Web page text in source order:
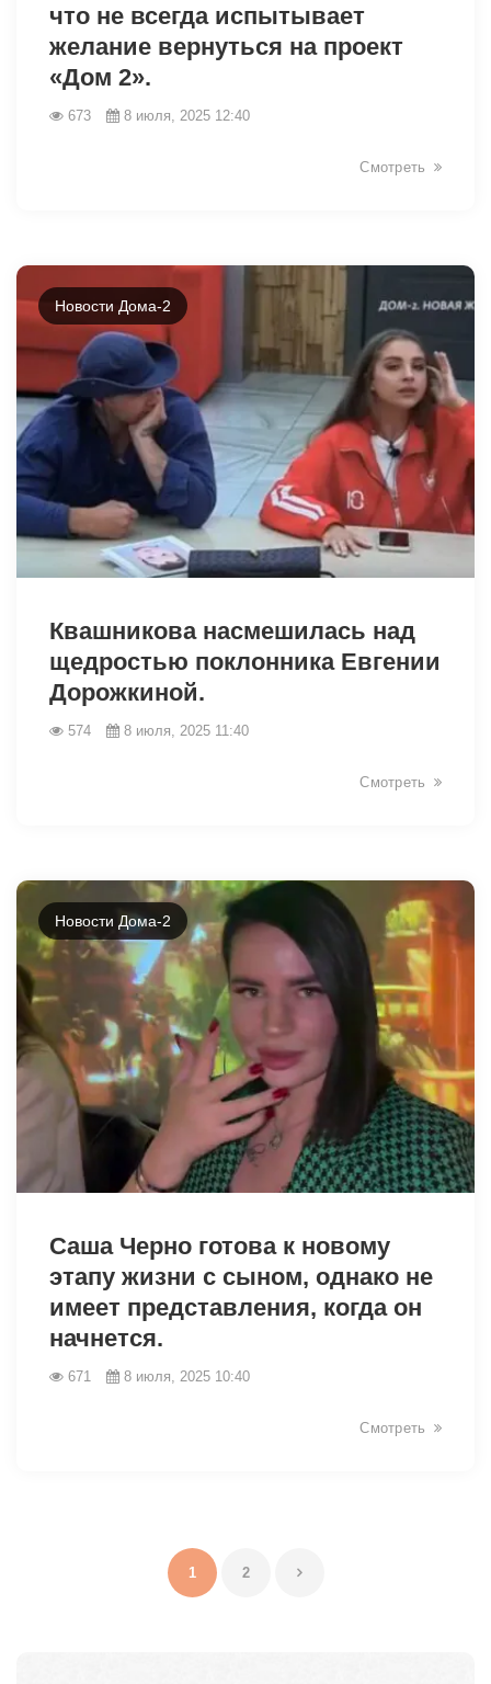
что не всегда испытывает
желание вернуться на проект
«Дом 2».
673 8 июля, 2025 12:40
Смотреть
Новости Дома-2
Квашникова насмешилась над
щедростью поклонника Евгении
Дорожкиной.
574 8 июля, 2025 11:40
Смотреть
Новости Дома-2
Саша Черно готова к новому
этапу жизни с сыном, однако не
имеет представления, когда он
начнется.
671 8 июля, 2025 10:40
Смотреть
1 2